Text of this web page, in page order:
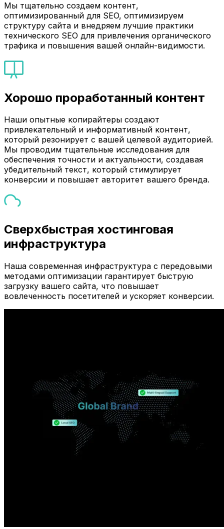
Мы тщательно создаем контент,
оптимизированный для SEO, оптимизируем
структуру сайта и внедряем лучшие практики
технического SEO для привлечения органического
трафика и повышения вашей онлайн-видимости.
Хорошо проработанный контент
Наши опытные копирайтеры создают
привлекательный и информативный контент,
который резонирует с вашей целевой аудиторией.
Мы проводим тщательные исследования для
обеспечения точности и актуальности, создавая
убедительный текст, который стимулирует
конверсии и повышает авторитет вашего бренда.
Сверхбыстрая хостинговая
инфраструктура
Наша современная инфраструктура с передовыми
методами оптимизации гарантирует быструю
загрузку вашего сайта, что повышает
вовлеченность посетителей и ускоряет конверсии.